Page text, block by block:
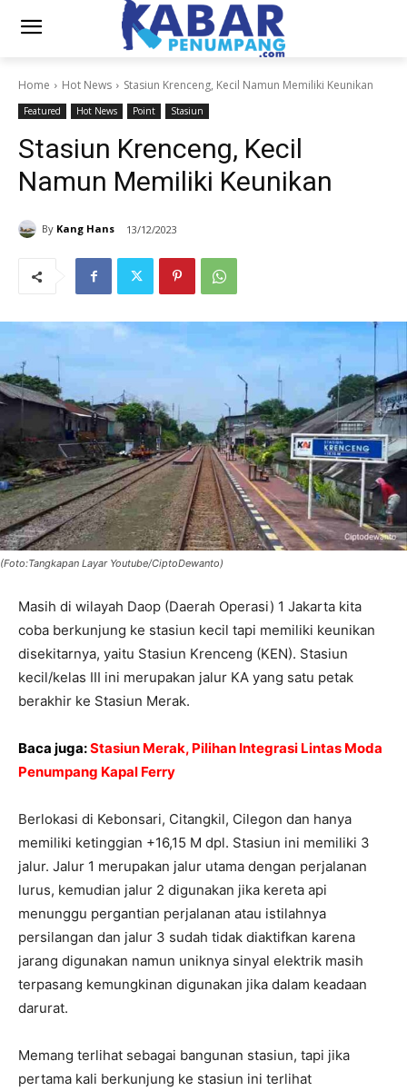
Home Hot News Stasiun Krenceng, Kecil Namun Memiliki Keunikan
Featured Hot News Point Stasiun
Stasiun Krenceng, Kecil
Namun Memiliki Keunikan
By Kang Hans 13/12/2023
(Foto:Tangkapan Layar Youtube/CiptoDewanto)
Masih di wilayah Daop (Daerah Operasi) 1 Jakarta kita
coba berkunjung ke stasiun kecil tapi memiliki keunikan
disekitarnya, yaitu Stasiun Krenceng (KEN). Stasiun
kecil/kelas III ini merupakan jalur KA yang satu petak
berakhir ke Stasiun Merak.
Baca juga:Stasiun Merak, Pilihan Integrasi Lintas Moda
Penumpang Kapal Ferry
Berlokasi di Kebonsari, Citangkil, Cilegon dan hanya
memiliki ketinggian +16,15 M dpl. Stasiun ini memiliki 3
jalur. Jalur 1 merupakan jalur utama dengan perjalanan
lurus, kemudian jalur 2 digunakan jika kereta api
menunggu pergantian perjalanan atau istilahnya
persilangan dan jalur 3 sudah tidak diaktifkan karena
jarang digunakan namun uniknya sinyal elektrik masih
terpasang kemungkinan digunakan jika dalam keadaan
darurat.
Memang terlihat sebagai bangunan stasiun, tapi jika
pertama kali berkunjung ke stasiun ini terlihat